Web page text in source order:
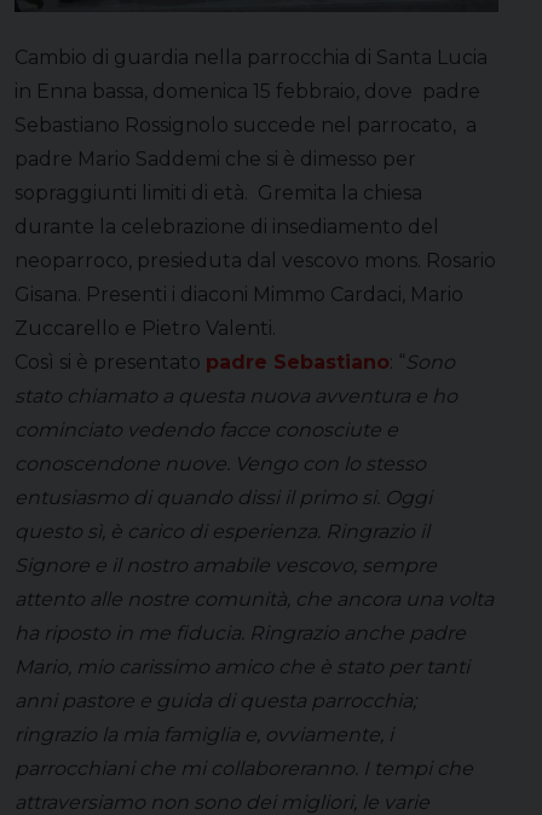
Cambio di guardia nella parrocchia di Santa Lucia
in Enna bassa, domenica 15 febbraio, dove padre
Sebastiano Rossignolo succede nel parrocato, a
padre Mario Saddemi che si è dimesso per
sopraggiunti limiti di età. Gremita la chiesa
durante la celebrazione di insediamento del
neoparroco, presieduta dal vescovo mons. Rosario
Gisana. Presenti i diaconi Mimmo Cardaci, Mario
Zuccarello e Pietro Valenti.
Così si è presentato padre Sebastiano: “ Sono
stato chiamato a questa nuova avventura e ho
cominciato vedendo facce conosciute e
conoscendone nuove. Vengo con lo stesso
entusiasmo di quando dissi il primo si. Oggi
questo sì, è carico di esperienza. Ringrazio il
Signore e il nostro amabile vescovo, sempre
attento alle nostre comunità, che ancora una volta
ha riposto in me fiducia. Ringrazio anche padre
Mario, mio carissimo amico che è stato per tanti
anni pastore e guida di questa parrocchia;
ringrazio la mia famiglia e, ovviamente, i
parrocchiani che mi collaboreranno. I tempi che
attraversiamo non sono dei migliori, le varie